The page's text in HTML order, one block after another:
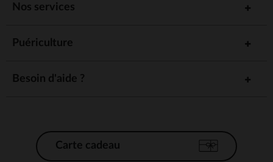
Nos services
Puériculture
Besoin d'aide ?
Carte cadeau